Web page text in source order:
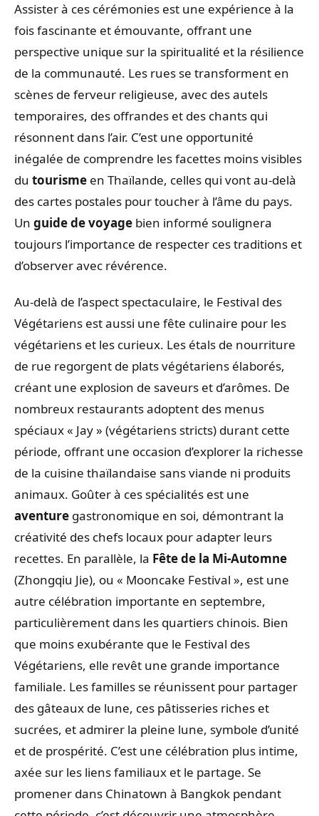
Assister à ces cérémonies est une expérience à la
fois fascinante et émouvante, offrant une
perspective unique sur la spiritualité et la résilience
de la communauté. Les rues se transforment en
scènes de ferveur religieuse, avec des autels
temporaires, des offrandes et des chants qui
résonnent dans l’air. C’est une opportunité
inégalée de comprendre les facettes moins visibles
du tourisme en Thaïlande, celles qui vont au-delà
des cartes postales pour toucher à l’âme du pays.
Un guide de voyage bien informé soulignera
toujours l’importance de respecter ces traditions et
d’observer avec révérence.
Au-delà de l’aspect spectaculaire, le Festival des
Végétariens est aussi une fête culinaire pour les
végétariens et les curieux. Les étals de nourriture
de rue regorgent de plats végétariens élaborés,
créant une explosion de saveurs et d’arômes. De
nombreux restaurants adoptent des menus
spéciaux « Jay » (végétariens stricts) durant cette
période, offrant une occasion d’explorer la richesse
de la cuisine thaïlandaise sans viande ni produits
animaux. Goûter à ces spécialités est une
aventure gastronomique en soi, démontrant la
créativité des chefs locaux pour adapter leurs
recettes. En parallèle, la Fête de la Mi-Automne
(Zhongqiu Jie), ou « Mooncake Festival », est une
autre célébration importante en septembre,
particulièrement dans les quartiers chinois. Bien
que moins exubérante que le Festival des
Végétariens, elle revêt une grande importance
familiale. Les familles se réunissent pour partager
des gâteaux de lune, ces pâtisseries riches et
sucrées, et admirer la pleine lune, symbole d’unité
et de prospérité. C’est une célébration plus intime,
axée sur les liens familiaux et le partage. Se
promener dans Chinatown à Bangkok pendant